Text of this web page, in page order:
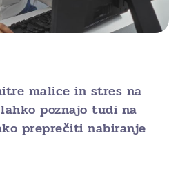
malice in stres na
poznajo tudi na
preprečiti nabiranje